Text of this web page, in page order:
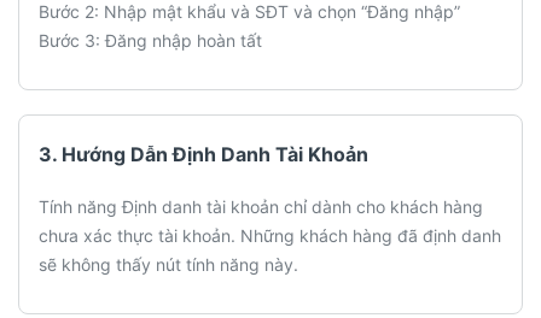
Bước 2: Nhập mật khẩu và SĐT và chọn “Đăng nhập”
Bước 3: Đăng nhập hoàn tất
3. Hướng Dẫn Định Danh Tài Khoản
Tính năng Định danh tài khoản chỉ dành cho khách hàng
chưa xác thực tài khoản. Những khách hàng đã định danh
sẽ không thấy nút tính năng này.